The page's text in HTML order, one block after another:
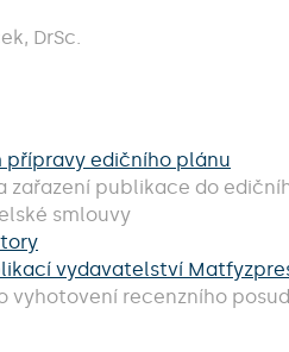
DrSc.
přípravy edičního plánu
zařazení publikace do
smlouvy
vydavatelství
vyhotovení recenzního